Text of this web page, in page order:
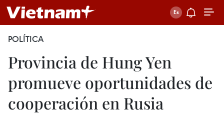
POLÍTICA
Provincia de Hung Yen
promueve oportunidades de
cooperación en Rusia